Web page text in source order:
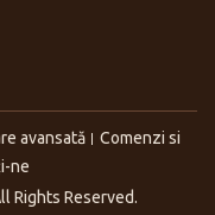
avansată
Comenzi si
ne
Rights Reserved.